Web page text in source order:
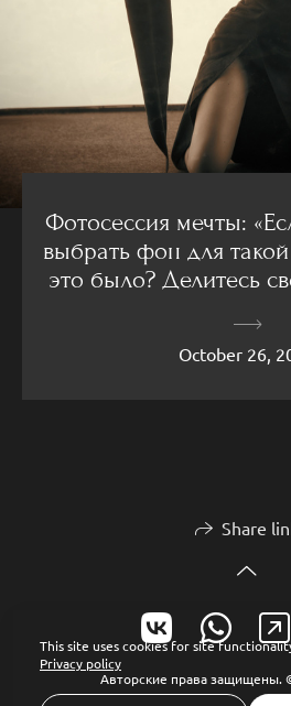
Фотосессия мечты:
выбрать фон для
это было? Делитесь
October 26,
Share
Авторские права защищены.
This site uses cookies for site
Privacy policy